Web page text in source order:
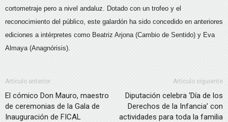
cortometraje pero a nivel andaluz. Dotado con un trofeo y el
reconocimiento del público, este galardón ha sido concedido en anteriores
ediciones a intérpretes como Beatriz Arjona (Cambio de Sentido) y Eva
Almaya (Anagnórisis).
Artículo anterior
El cómico Don Mauro, maestro
de ceremonias de la Gala de
Inauguración de FICAL
Artículo siguiente
Diputación celebra ‘Día de los
Derechos de la Infancia’ con
actividades para toda la familia